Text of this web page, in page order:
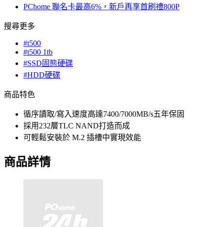
PChome 聯名卡最高6%，新戶再享首刷禮800P
搜尋更多
#t500
#t500 1tb
#SSD固態硬碟
#HDD硬碟
商品特色
循序讀取/寫入速度高達7400/7000MB/s五年保固
採用232層TLC NAND打造而成
可輕鬆安裝於 M.2 插槽中實現效能
商品詳情